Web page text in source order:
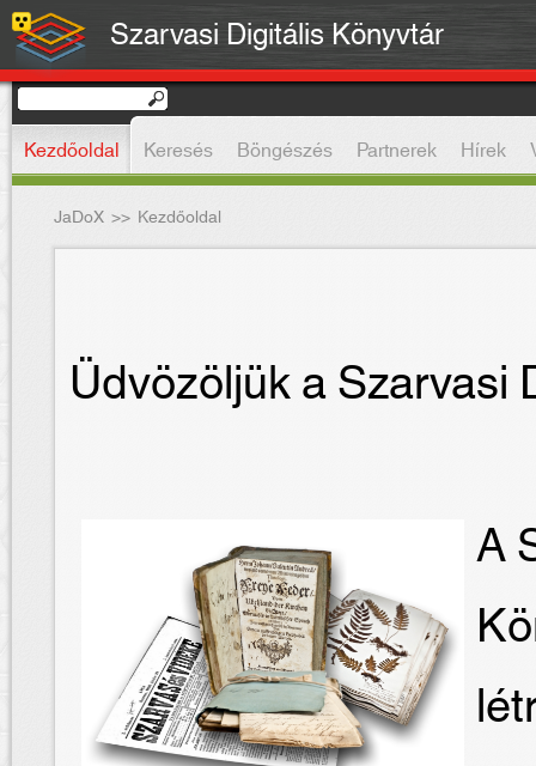
Szarvasi Digitális Könyvtár
Kezdőoldal Keresés Böngészés Partnerek Hírek
JaDoX >> Kezdőoldal
Üdvözöljük a Szarvasi
A